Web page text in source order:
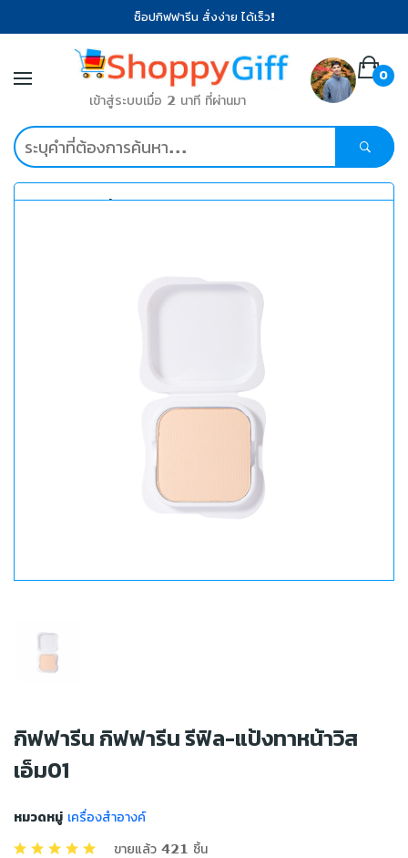
ช็อปกิฟฟารีน สั่งง่าย ได้เร็ว!
เข้าสู่ระบบเมื่อ 2 นาที ที่ผ่านมา
0
กิฟฟารีน กิฟฟารีน รีฟิล-แป้งทาหน้าวิส
เอ็ม01
หมวดหมู่ เครื่องสำอางค์
ขายแล้ว 421 ชิ้น